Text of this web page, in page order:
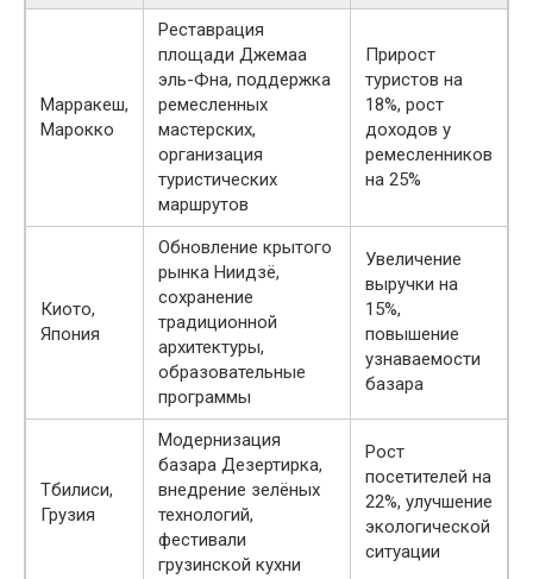
Марракеш,
Марокко
Реставрация
площади Джемаа
эль-Фна, поддержка
ремесленных
мастерских,
организация
туристических
маршрутов
Прирост
туристов на
18%, рост
доходов у
ремесленников
на 25%
Киото,
Япония
Обновление крытого
рынка Ниидзё,
сохранение
традиционной
архитектуры,
образовательные
программы
Увеличение
выручки на
15%,
повышение
узнаваемости
базара
Тбилиси,
Грузия
Модернизация
базара Дезертирка,
внедрение зелёных
технологий,
фестивали
грузинской кухни
Рост
посетителей на
22%, улучшение
экологической
ситуации